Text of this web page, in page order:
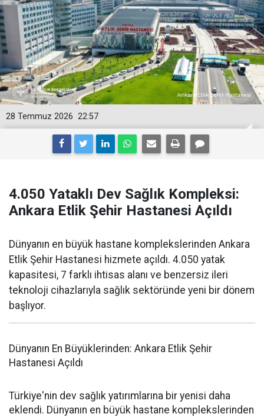
22:57
28 Temmuz 2026
4.050 Yataklı Dev Sağlık Kompleksi:
Ankara Etlik Şehir Hastanesi Açıldı
Dünyanın en büyük hastane komplekslerinden Ankara
Etlik Şehir Hastanesi hizmete açıldı. 4.050 yatak
kapasitesi, 7 farklı ihtisas alanı ve benzersiz ileri
teknoloji cihazlarıyla sağlık sektöründe yeni bir dönem
başlıyor.
Dünyanın En Büyüklerinden: Ankara Etlik Şehir
Hastanesi Açıldı
Türkiye'nin dev sağlık yatırımlarına bir yenisi daha
eklendi. Dünyanın en büyük hastane komplekslerinden